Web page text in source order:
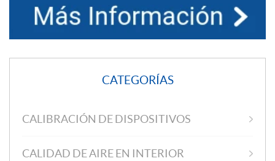
CATEGORÍAS
CALIBRACIÓN DE DISPOSITIVOS
CALIDAD DE AIRE EN INTERIOR